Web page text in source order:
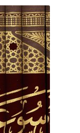
پرداخت
تماس با ما
ثبت شکایات
حساب کاربری من